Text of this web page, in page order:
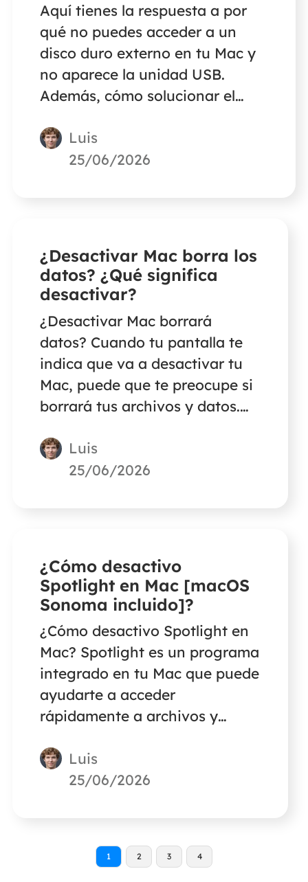
Aquí tienes la respuesta a por
qué no puedes acceder a un
disco duro externo en tu Mac y
no aparece la unidad USB.
Además, cómo solucionar el
seguridad de tus datos en el
Mac.
Luis
25/06/2026
¿Desactivar Mac borra los
datos? ¿Qué significa
desactivar?
¿Desactivar Mac borrará
datos? Cuando tu pantalla te
indica que va a desactivar tu
Mac, puede que te preocupe si
borrará tus archivos y datos.
encontrar la respuesta.
Luis
25/06/2026
¿Cómo desactivo
Spotlight en Mac [macOS
Sonoma incluido]?
¿Cómo desactivo Spotlight en
Mac? Spotlight es un programa
integrado en tu Mac que puede
ayudarte a acceder
rápidamente a archivos y
utilizarlo, lee este artículo para
aprender a desactivarlo.
Luis
25/06/2026
1 2 3 4